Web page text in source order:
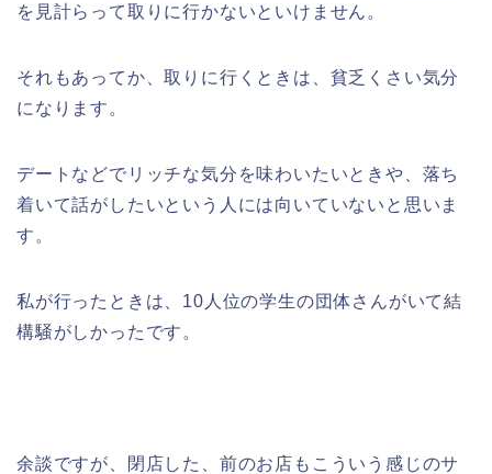
を見計らって取りに行かないといけません。
それもあってか、取りに行くときは、貧乏くさい気分
になります。
デートなどでリッチな気分を味わいたいときや、落ち
着いて話がしたいという人には向いていないと思いま
す。
私が行ったときは、10人位の学生の団体さんがいて結
構騒がしかったです。
余談ですが、閉店した、前のお店もこういう感じのサ